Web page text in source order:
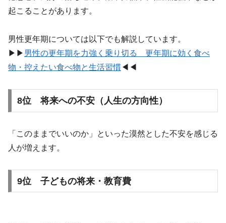
起こることがあります。
男性更年期については以下でも解説しています。
▶︎▶︎ 男性の更年期を力強く乗り切る 更年期に効く食べ
物・控えたい食べ物と生活習慣◀︎◀︎
8位 将来への不安（人生の方向性）
「このままでいいのか」といった漠然とした不安を感じる
人が増えます。
9位 子どもの将来・教育費